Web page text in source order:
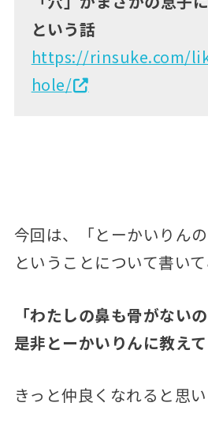
という話
https://rinsuke.com/
hole/
今回は、「とーかいりん
ということについて書いて
「わたしの鼻も骨がない
是非とーかいりんに教えて
きっと仲良くなれると思い